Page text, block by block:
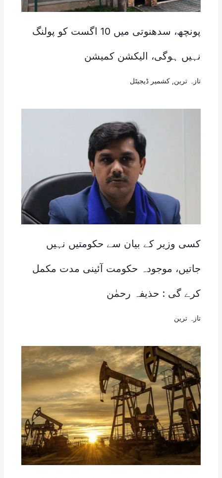
پونچھ، سدھنوتی میں 10 اگست کو پولنگ
نہیں ہوگی، الیکشن کمیشن
تازہ ترین کشمیر ڈیجیٹل
کسی وزیر کے بیان سے حکومتیں نہیں
جاتیں، موجودہ حکومت آئینی مدت مکمل
کرے گی : حذیفہ رحمٰن
تازہ ترین